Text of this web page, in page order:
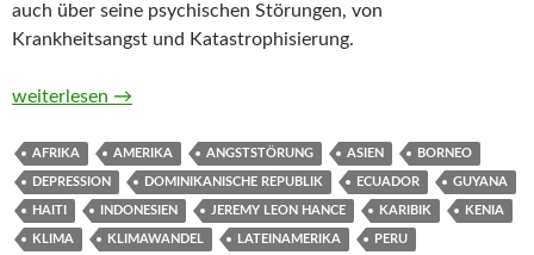
auch über seine psychischen Störungen, von
Krankheitsangst und Katastrophisierung.
Das pack ich nicht. Wie ich mit meiner Angst um die ganze
weiterlesen →
AFRIKA AMERIKA ANGSTSTÖRUNG ASIEN BORNEO
DEPRESSION DOMINIKANISCHE REPUBLIK ECUADOR GUYANA
HAITI INDONESIEN JEREMY LEON HANCE KARIBIK KENIA
KLIMA KLIMAWANDEL LATEINAMERIKA PERU